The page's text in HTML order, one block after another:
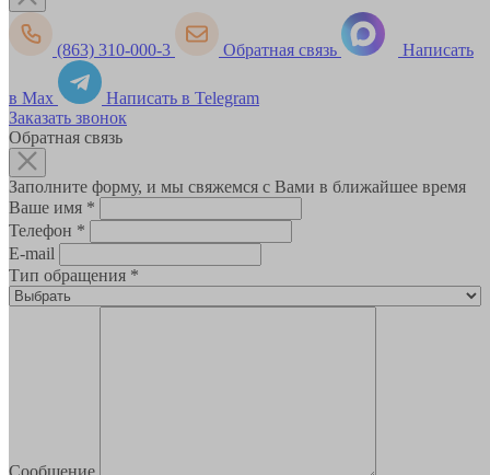
(863) 310-000-3 Обратная связь Написать
в Max
Написать в Telegram
Заказать звонок
Обратная связь
Заполните форму, и мы свяжемся с Вами в ближайшее время
Ваше имя *
Телефон *
E-mail
Тип обращения *